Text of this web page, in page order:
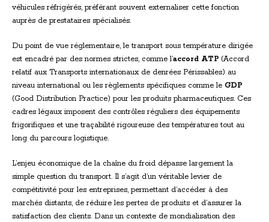
véhicules réfrigérés, préférant souvent externaliser cette fonction
auprès de prestataires spécialisés.
Du point de vue réglementaire, le transport sous température dirigée
est encadré par des normes strictes, comme l’accord ATP (Accord
relatif aux Transports internationaux de denrées Périssables) au
niveau international ou les règlements spécifiques comme le GDP
(Good Distribution Practice) pour les produits pharmaceutiques. Ces
cadres légaux imposent des contrôles réguliers des équipements
frigorifiques et une traçabilité rigoureuse des températures tout au
long du parcours logistique.
L’enjeu économique de la chaîne du froid dépasse largement la
simple question du transport. Il s’agit d’un véritable levier de
compétitivité pour les entreprises, permettant d’accéder à des
marchés distants, de réduire les pertes de produits et d’assurer la
satisfaction des clients. Dans un contexte de mondialisation des